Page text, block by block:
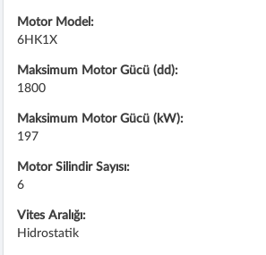
Motor Model:
6HK1X
Maksimum Motor Gücü (dd):
1800
Maksimum Motor Gücü (kW):
197
Motor Silindir Sayısı:
6
Vites Aralığı:
Hidrostatik